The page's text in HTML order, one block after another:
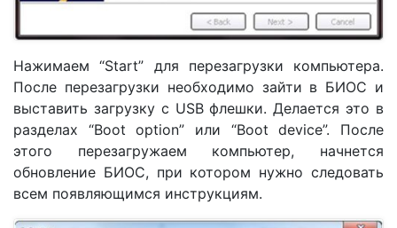
Нажимаем “Start” для перезагрузки компьютера.
После перезагрузки необходимо зайти в БИОС и
выставить загрузку с USB флешки. Делается это в
разделах “Boot option” или “Boot device”. После
этого перезагружаем компьютер, начнется
обновление БИОС, при котором нужно следовать
всем появляющимся инструкциям.